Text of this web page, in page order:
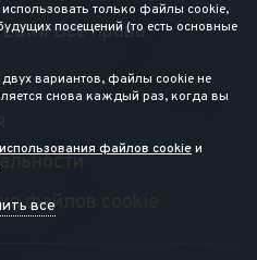
Все права
файлов cookie
только файлы cookie,
посещений (то есть основные
вариантов, файлы cookie не
снова каждый раз, когда вы
файлов cookieи
все